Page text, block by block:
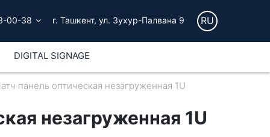
00-38 г. Ташкент, ул. Зухур-Палвана 9 RU
DIGITAL SIGNAGE
панель оптическая незагруженная 1U
незагруженная 1U